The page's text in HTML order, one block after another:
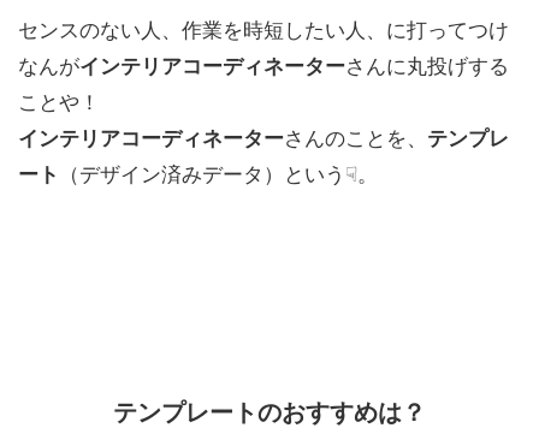
センスのない人、作業を時短したい人、に打ってつけ
なんがインテリアコーディネーターさんに丸投げする
ことや！
インテリアコーディネーターさんのことを、 テンプレ
ート
（デザイン済みデータ）という☟。
テンプレートのおすすめは？